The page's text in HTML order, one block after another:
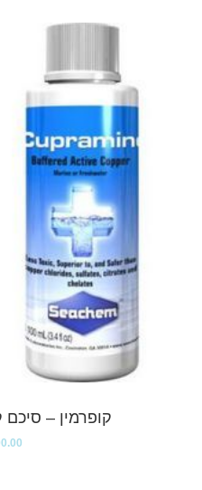
קופרמין – סיכם